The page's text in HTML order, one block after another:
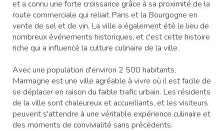
et a connu une forte croissance grâce à sa proximité de la
route commerciale qui reliait Paris et la Bourgogne en
vente de sel et de vin. La ville a également été le lieu de
nombreux événements historiques, et c'est cette histoire
riche qui a influencé la culture culinaire de la ville.
Avec une population d'environ 2 500 habitants,
Marmagne est une ville agréable à vivre où il est facile de
se déplacer en raison du faible trafic urbain. Les résidents
de la ville sont chaleureux et accueillants, et les visiteurs
peuvent s'attendre à une véritable expérience culinaire et
des moments de convivialité sans précédents.